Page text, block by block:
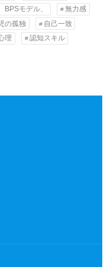
モデル、
無力感
の孤独
自己一致
理 認知スキル